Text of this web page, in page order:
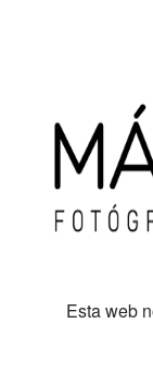
Esta web